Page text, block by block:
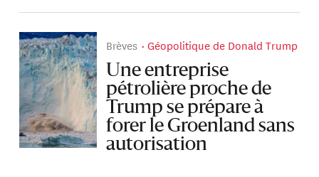
Brèves Géopolitique de Donald Trump
Une entreprise
pétrolière proche de
Trump se prépare à
forer le Groenland sans
autorisation